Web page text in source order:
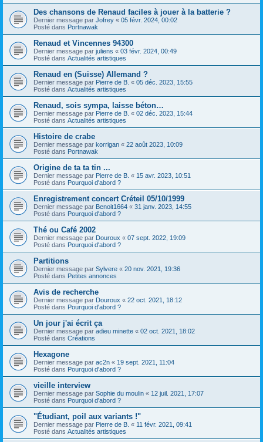
Des chansons de Renaud faciles à jouer à la batterie ?
Dernier message par Jofrey « 05 févr. 2024, 00:02
Posté dans Portnawak
Renaud et Vincennes 94300
Dernier message par juliens « 03 févr. 2024, 00:49
Posté dans Actualités artistiques
Renaud en (Suisse) Allemand ?
Dernier message par Pierre de B. « 05 déc. 2023, 15:55
Posté dans Actualités artistiques
Renaud, sois sympa, laisse béton…
Dernier message par Pierre de B. « 02 déc. 2023, 15:44
Posté dans Actualités artistiques
Histoire de crabe
Dernier message par korrigan « 22 août 2023, 10:09
Posté dans Portnawak
Origine de ta ta tin ...
Dernier message par Pierre de B. « 15 avr. 2023, 10:51
Posté dans Pourquoi d'abord ?
Enregistrement concert Créteil 05/10/1999
Dernier message par Benoit1664 « 31 janv. 2023, 14:55
Posté dans Pourquoi d'abord ?
Thé ou Café 2002
Dernier message par Douroux « 07 sept. 2022, 19:09
Posté dans Pourquoi d'abord ?
Partitions
Dernier message par Sylvere « 20 nov. 2021, 19:36
Posté dans Petites annonces
Avis de recherche
Dernier message par Douroux « 22 oct. 2021, 18:12
Posté dans Pourquoi d'abord ?
Un jour j'ai écrit ça
Dernier message par adieu minette « 02 oct. 2021, 18:02
Posté dans Créations
Hexagone
Dernier message par ac2n « 19 sept. 2021, 11:04
Posté dans Pourquoi d'abord ?
vieille interview
Dernier message par Sophie du moulin « 12 juil. 2021, 17:07
Posté dans Pourquoi d'abord ?
"Étudiant, poil aux variants !"
Dernier message par Pierre de B. « 11 févr. 2021, 09:41
Posté dans Actualités artistiques